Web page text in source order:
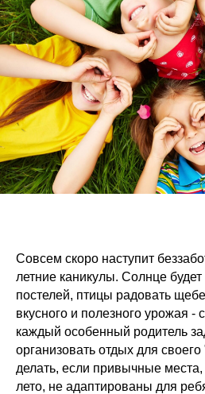
Совсем скоро наступит
летние каникулы. Солнце
постелей, птицы радовать
вкусного и полезного урожая -
каждый особенный родитель
организовать отдых для
делать, если привычные места,
лето, не адаптированы для